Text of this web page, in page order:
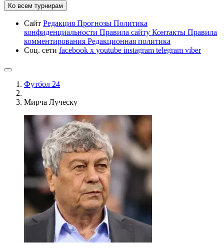
Ко всем турнирам
Сайт Редакция Прогнозы Политика
конфиденциальности Правила сайту Контакты Правила
комментирования Редакционная политика
Соц. сети facebook x youtube instagram telegram viber
Футбол 24
Мирча Луческу